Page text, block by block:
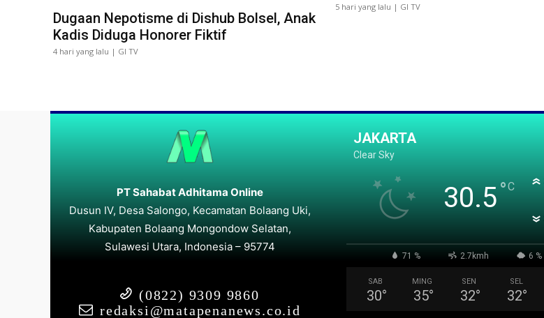
Dugaan Nepotisme di Dishub Bolsel, Anak
Kadis Diduga Honorer Fiktif
4 hari yang lalu | GI TV
5 hari yang lalu | GI TV
PT Sahabat Adhitama Online
Dusun IV, Desa Salongo, Kecamatan Bolaang Uki,
Kabupaten Bolaang Mongondow Selatan,
Sulawesi Utara, Indonesia – 95774
(0822) 9309 9860
redaksi@matapenanews.co.id
JAKARTA
Clear Sky
30.5°C
71 % 2.7kmh 6 %
SAB
30°
MING
35°
SEN
32°
SEL
32°